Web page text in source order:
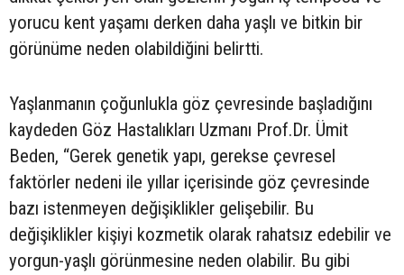
yorucu kent yaşamı derken daha yaşlı ve bitkin bir
görünüme neden olabildiğini belirtti.
Yaşlanmanın çoğunlukla göz çevresinde başladığını
kaydeden Göz Hastalıkları Uzmanı Prof.Dr. Ümit
Beden, “Gerek genetik yapı, gerekse çevresel
faktörler nedeni ile yıllar içerisinde göz çevresinde
bazı istenmeyen değişiklikler gelişebilir. Bu
değişiklikler kişiyi kozmetik olarak rahatsız edebilir ve
yorgun-yaşlı görünmesine neden olabilir. Bu gibi